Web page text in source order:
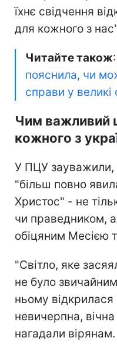
їхнє свідчення
для кожного з
Читайте також:
пояснила, чи
справи у великі
Чим важливий
кожного з
У ПЦУ зауважили,
"більш повно
Христос" - не
чи праведником,
обіцяним Месією
"Світло, яке
не було
ньому
невичерпна,
нагадали вірянам.